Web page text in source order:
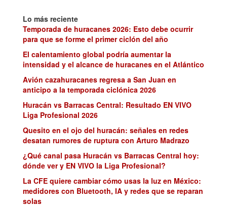
Lo más reciente
Temporada de huracanes 2026: Esto debe ocurrir
para que se forme el primer ciclón del año
El calentamiento global podría aumentar la
intensidad y el alcance de huracanes en el Atlántico
Avión cazahuracanes regresa a San Juan en
anticipo a la temporada ciclónica 2026
Huracán vs Barracas Central: Resultado EN VIVO
Liga Profesional 2026
Quesito en el ojo del huracán: señales en redes
desatan rumores de ruptura con Arturo Madrazo
¿Qué canal pasa Huracán vs Barracas Central hoy:
dónde ver y EN VIVO la Liga Profesional?
La CFE quiere cambiar cómo usas la luz en México:
medidores con Bluetooth, IA y redes que se reparan
solas